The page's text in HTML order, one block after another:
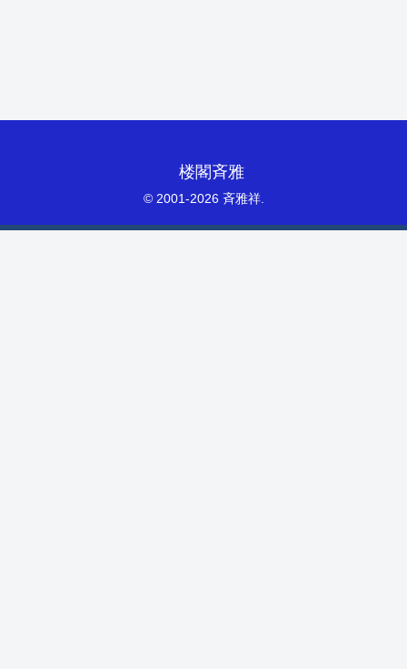
楼閣斉雅
© 2001-2026 斉雅祥.